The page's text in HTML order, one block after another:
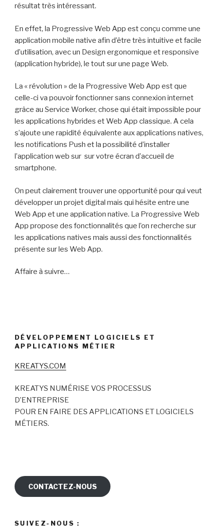
résultat très intéressant.
En effet, la Progressive Web App est conçu comme une
application mobile native afin d’être très intuitive et facile
d’utilisation, avec un Design ergonomique et responsive
(application hybride), le tout sur une page Web.
La « révolution » de la Progressive Web App est que
celle-ci va pouvoir fonctionner sans connexion internet
grâce au Service Worker, chose qui était impossible pour
les applications hybrides et Web App classique. A cela
s’ajoute une rapidité équivalente aux applications natives,
les notifications Push et la possibilité d’installer
l’application web sur sur votre écran d’accueil de
smartphone.
On peut clairement trouver une opportunité pour qui veut
développer un projet digital mais qui hésite entre une
Web App et une application native. La Progressive Web
App propose des fonctionnalités que l’on recherche sur
les applications natives mais aussi des fonctionnalités
présente sur les Web App.
Affaire à suivre…
DÉVELOPPEMENT LOGICIELS ET
APPLICATIONS MÉTIER
KREATYS.COM
KREATYS NUMÉRISE VOS PROCESSUS
D’ENTREPRISE
POUR EN FAIRE DES APPLICATIONS ET LOGICIELS
MÉTIERS.
CONTACTEZ-NOUS
SUIVEZ-NOUS :